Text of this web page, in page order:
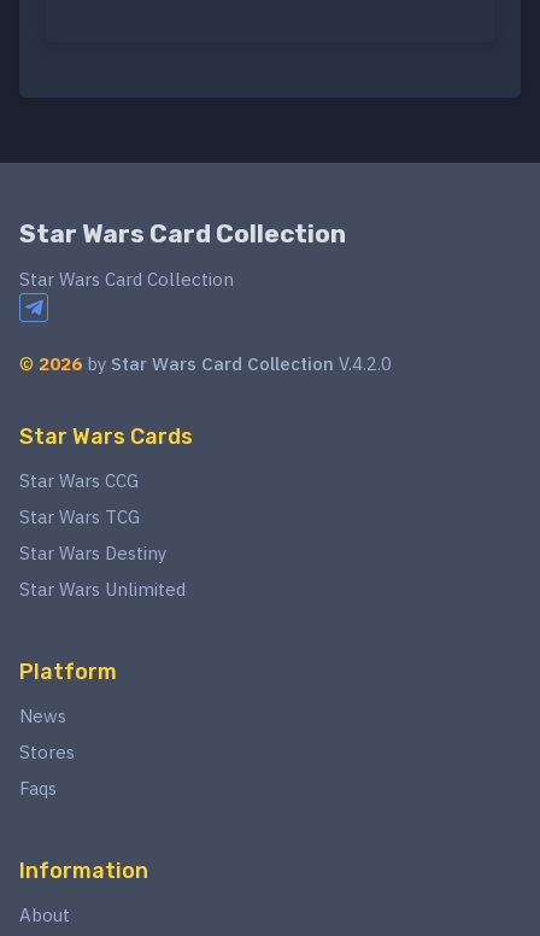
Star Wars Card Collection
Star Wars Card Collection
© 2026 by Star Wars Card Collection V.4.2.0
Star Wars Cards
Star Wars CCG
Star Wars TCG
Star Wars Destiny
Star Wars Unlimited
Platform
News
Stores
Faqs
Information
About